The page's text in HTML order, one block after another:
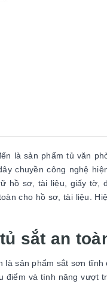
là sản phẩm tủ văn
chuyền công nghệ
hồ sơ, tài liệu, giấy tờ,
cho hồ sơ, tài liệu.
sắt an
là sản phẩm sắt sơn
điểm và tính năng vượt